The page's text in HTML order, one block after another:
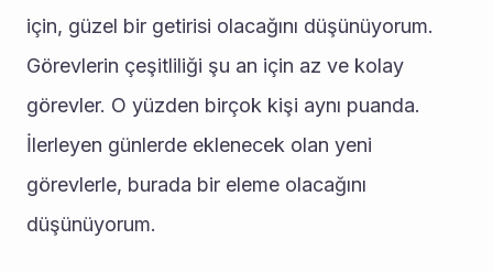
için, güzel bir getirisi olacağını düşünüyorum.
Görevlerin çeşitliliği şu an için az ve kolay
görevler. O yüzden birçok kişi aynı puanda.
İlerleyen günlerde eklenecek olan yeni
görevlerle, burada bir eleme olacağını
düşünüyorum.